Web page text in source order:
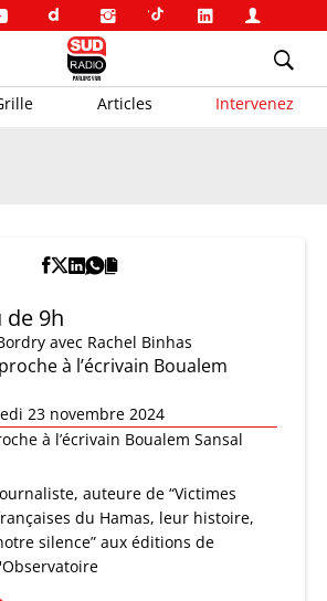
Articles Intervenez
de 9h
avec Rachel Binhas
à l’écrivain Boualem
23 novembre 2024
à l’écrivain Boualem Sansal
auteure de “Victimes
du Hamas, leur histoire,
silence” aux éditions de